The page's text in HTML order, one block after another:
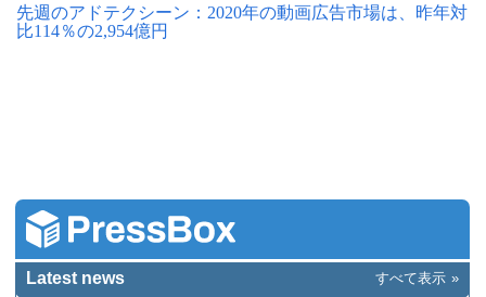
先週のアドテクシーン：2020年の動画広告市場は、昨年対
比114％の2,954億円
Latest news すべて表示